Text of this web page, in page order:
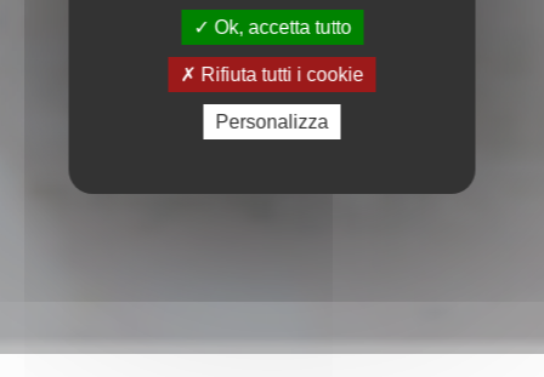
Ok, accetta tutto
Rifiuta tutti i cookie
Personalizza